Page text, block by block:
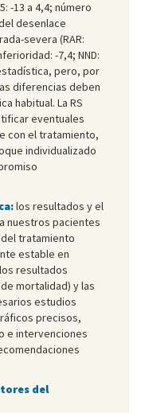
-13 a 4,4; número
desenlace
severa (RAR:
-7,4; NND:
pero, por
diferencias deben
habitual. La RS
eventuales
con el tratamiento,
individualizado
los resultados y el
nuestros pacientes
tratamiento
estable en
resultados
mortalidad) y las
estudios
precisos,
e intervenciones
del